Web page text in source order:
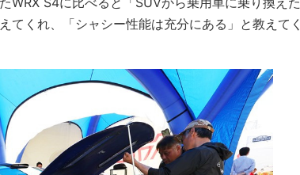
てくれ、「シャシー性能は充分にある」と教えてく